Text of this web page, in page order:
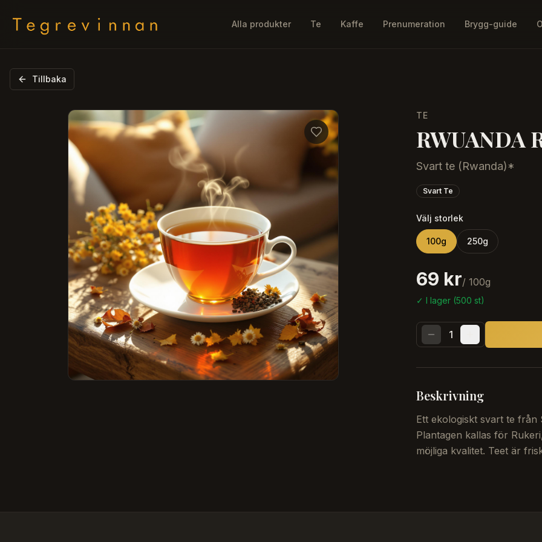
Alla produkter Te Kaffe Prenumeration Brygg-guide
Tillbaka
TE
RWUANDA
Svart te (Rwanda)*
Svart Te
Välj storlek
100g 250g
69 kr/ 100g
✓ I lager (500 st)
1
Beskrivning
Ett ekologiskt svart te från
Plantagen kallas för
möjliga kvalitet. Teet är